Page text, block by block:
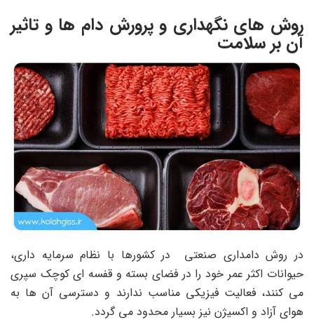
روش های نگهداری و پرورش دام ها و تاثیر
آن بر سلامت
در روش دامداری صنعتی در کشورها با نظام سرمایه داری،
حیوانات اکثر عمر خود را در فضای بسته و قفسه ای کوچک سپری
می کنند، فعالیت فیزیکی مناسب ندارند و دسترسی آن ها به
هوای آزاد و اکسیژن نیز بسیار محدود می گردد.